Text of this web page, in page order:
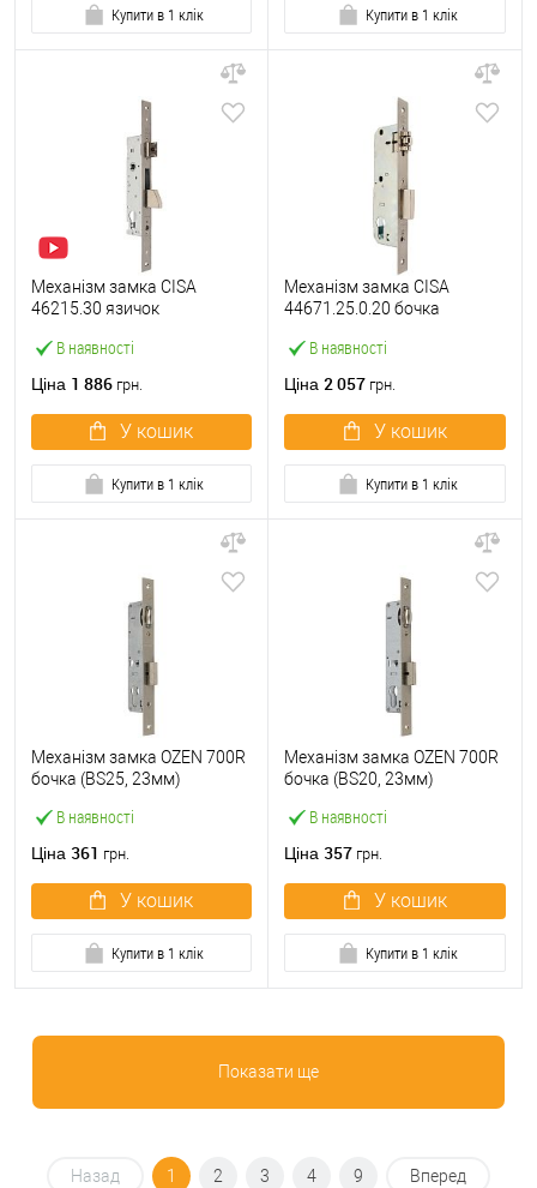
Купити в 1 клік Купити в 1 клік
В наявності
Механізм замка CISA
46215.30 язичок
нержавіюча сталь
Ціна 1 886 грн.
У кошик
Купити в 1 клік
В наявності
Механізм замка CISA
44671.25.0.20 бочка
нержавіюча сталь
Ціна 2 057 грн.
У кошик
Купити в 1 клік
В наявності
Механізм замка OZEN 700R
бочка (BS25, 23мм)
Ціна 361 грн.
У кошик
Купити в 1 клік
В наявності
Механізм замка OZEN 700R
бочка (BS20, 23мм)
Ціна 357 грн.
У кошик
Купити в 1 клік
Показати ще
Назад 1 2 3 4 9 Вперед